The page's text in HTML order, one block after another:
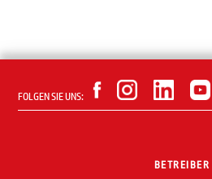
FOLGEN SIE UNS:
BETREIBER